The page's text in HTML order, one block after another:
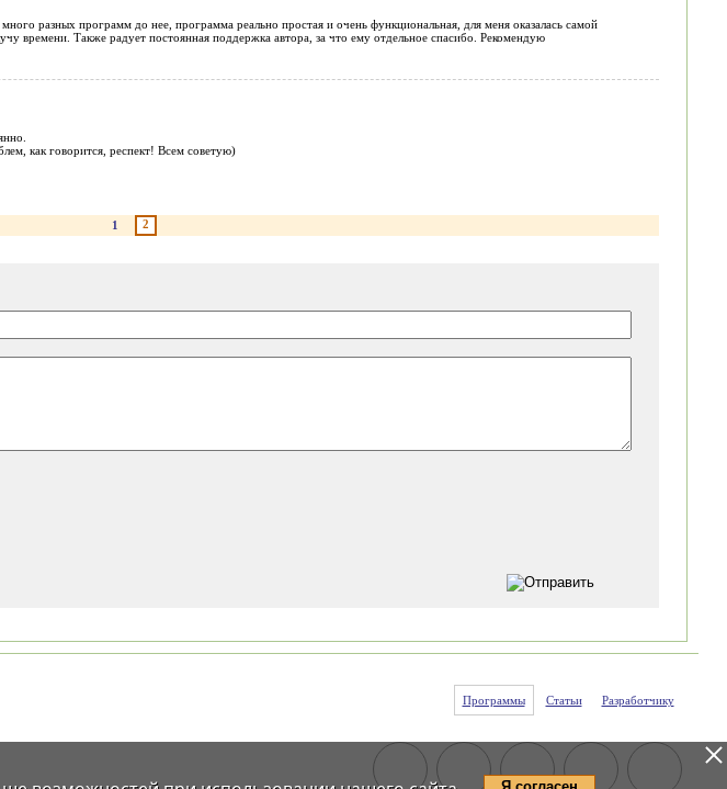
разных программ до нее, программа реально простая и очень функциональная, для меня оказалась самой
времени. Также радует постоянная поддержка автора, за что ему отдельное спасибо. Рекомендую
как говорится, респект! Всем советую)
1 2
Программы Статьи Разработчику